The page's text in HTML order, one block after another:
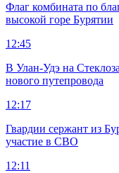
Флаг комбината по
высокой горе Бурятии
12:45
В Улан-Удэ на
нового путепровода
12:17
Гвардии сержант из
участие в СВО
12:11